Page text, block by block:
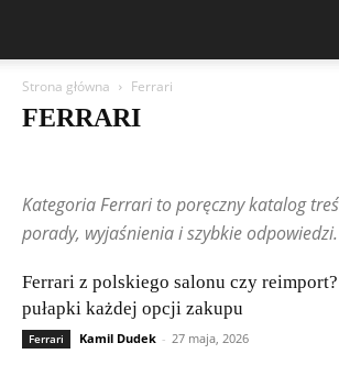
Strona główna Ferrari
FERRARI
Ford
Geely Honda Hyundai Jeep Kia
Lexus
Maserati Mazda Mercedes-Benz
Peugeot
Porsche Renault Rolls-Royce
Tesla Volkswagen (VW)
Kategoria Ferrari to poręczny katalog
porady, wyjaśnienia i szybkie odpowiedzi.
Ferrari z polskiego salonu czy
pułapki każdej opcji zakupu
Ferrari Kamil Dudek - 27 maja, 2026